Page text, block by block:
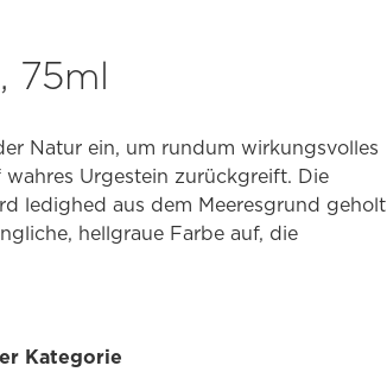
75ml
Natur ein, um rundum wirkungsvolles
Urgestein zurückgreift. Die
ledighed aus dem Meeresgrund geholt
hellgraue Farbe auf, die
Kategorie